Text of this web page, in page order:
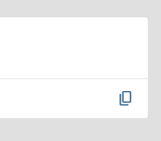
content_copy